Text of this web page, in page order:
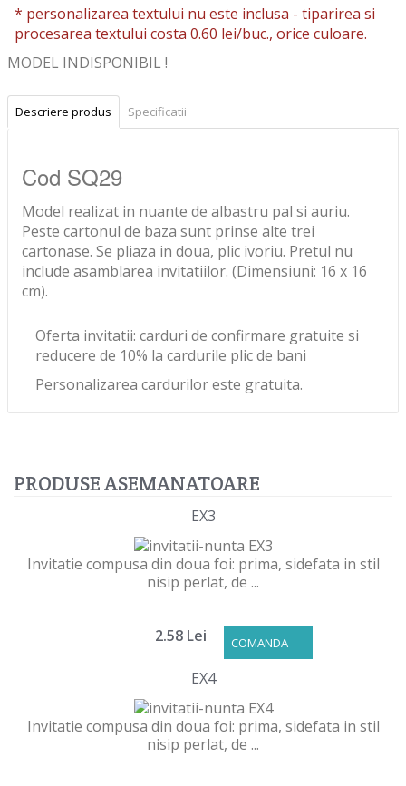
* personalizarea textului nu este inclusa - tiparirea si
procesarea textului costa 0.60 lei/buc., orice culoare.
MODEL INDISPONIBIL !
Descriere produs Specificatii
Cod SQ29
Model realizat in nuante de albastru pal si auriu.
Peste cartonul de baza sunt prinse alte trei
cartonase. Se pliaza in doua, plic ivoriu. Pretul nu
include asamblarea invitatiilor. (Dimensiuni: 16 x 16
cm).
Oferta invitatii: carduri de confirmare gratuite si
reducere de 10% la cardurile plic de bani
Personalizarea cardurilor este gratuita.
PRODUSE ASEMANATOARE
EX3
Invitatie compusa din doua foi: prima, sidefata in stil
nisip perlat, de ...
COMANDA
2.58 Lei
EX4
Invitatie compusa din doua foi: prima, sidefata in stil
nisip perlat, de ...